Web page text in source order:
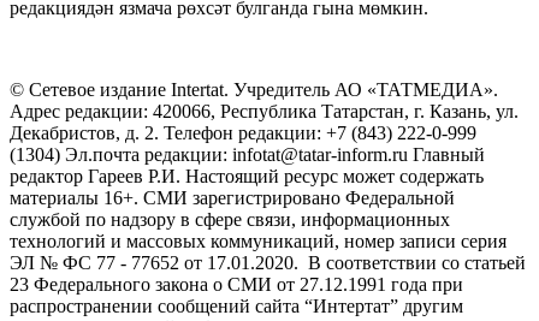
редакциядән язмача рөхсәт булганда гына мөмкин.
© Сетевое издание Intertat. Учредитель АО «ТАТМЕДИА».
Адрес редакции: 420066, Республика Татарстан, г. Казань, ул.
Декабристов, д. 2. Телефон редакции: +7 (843) 222-0-999
(1304) Эл.почта редакции: infotat@tatar-inform.ru Главный
редактор Гареев Р.И. Настоящий ресурс может содержать
материалы 16+. СМИ зарегистрировано Федеральной
службой по надзору в сфере связи, информационных
технологий и массовых коммуникаций, номер записи серия
ЭЛ № ФС 77 - 77652 от 17.01.2020. В соответствии со статьей
23 Федерального закона о СМИ от 27.12.1991 года при
распространении сообщений сайта “Интертат” другим